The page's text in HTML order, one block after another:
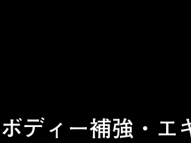
ボディー補強・エ